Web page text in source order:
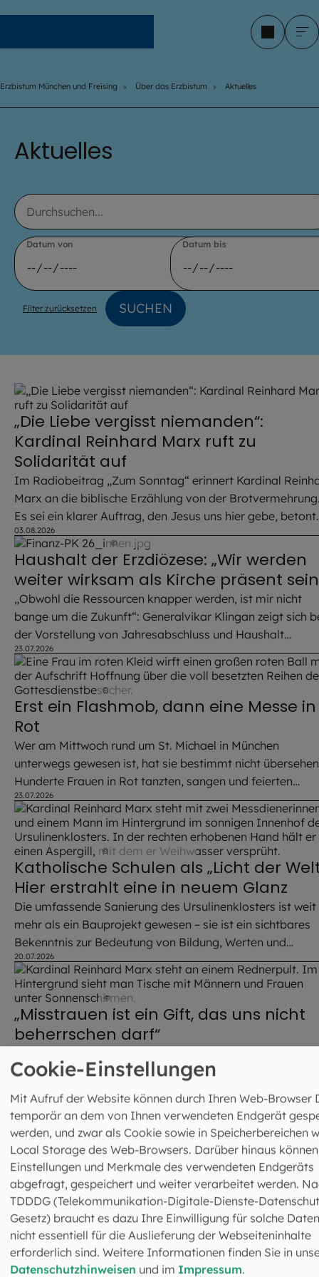
Erzbistum München und Freising Über das Erzbistum Aktuelles
Aktuelles
Text
Datum von Datum bis
Filter zurücksetzen SUCHEN
„Die Liebe vergisst niemanden“:
Kardinal Reinhard Marx ruft zu
Solidarität auf
Im Radiobeitrag „Zum Sonntag“ erinnert Kardinal
Marx an die biblische Erzählung von der
Es sei ein klarer Auftrag, den Jesus uns hier gebe, betont
der Erzbischof von München und Freising.
03.08.2026
© Steffen Hendriks / EOM
Haushalt der Erzdiözese: „Wir werden
weiter wirksam als Kirche präsent
„Obwohl die Ressourcen knapper werden, ist mir nicht
bange um die Zukunft“: Generalvikar Klingan zeigt sich
der Vorstellung von Jahresabschluss und Haushalt
zuversichtlich für die Zukunft des Erzbistums.
23.07.2026
© Robert Kiderle / EOM
Erst ein Flashmob, dann eine Messe in
Rot
Wer am Mittwoch rund um St. Michael in München
unterwegs gewesen ist, hat sie bestimmt nicht
Hunderte Frauen in Rot tanzten, sangen und feierten
gemeinsam Gottesdienst. Grund war die Verbundenheit
einer lang verkannten, aber höchst bedeutenden Frau.
23.07.2026
© Robert Kiderle / EOM
Katholische Schulen als „Licht der
Hier erstrahlt eine in neuem Glanz
Die umfassende Sanierung des Ursulinenklosters ist weit
mehr als ein Bauprojekt gewesen – sie ist ein sichtbares
Bekenntnis zur Bedeutung von Bildung, Werten und
gesellschaftlicher Verantwortung. „Katholische Schulen
sollen das Licht der Welt sein“, betonte Kardinal
Marx bei der Segnung.
20.07.2026
© Lennart Preiss / EOM
„Misstrauen ist ein Gift, das uns nicht
beherrschen darf“
Marx die Bedeutung der Kirche für das Funktionieren und
ihren „Pfarreien, Kindergärten und vielen weiteren
Einrichtungen“ könne sie zur „Überwindung der Angst
des Misstrauens“ beitragen.
16.07.2026
© Christoph Huber
„Der Rufmord ist ein Skandal“: Wer
Maria Magdalena wirklich war
Sie ist lange Zeit zur Sünderin abgestempelt gewesen –
großes Unrecht. Im Erzbistum läuft aktuell die Initiative
„Maria Magdalena. Osterzeugin. Apostelin.“ Warum
ausgerechnet in diesem Jahr und wie es zu dem Rufmord
kam, erklärt Irmgard Huber, Leiterin der
13.07.2026
Cookie-Einstellungen
Mit Aufruf der Website können durch Ihren Web-Browser
temporär an dem von Ihnen verwendeten Endgerät
werden, und zwar als Cookie sowie in Speicherbereichen
Local Storage des Web-Browsers. Darüber hinaus können
Einstellungen und Merkmale des verwendeten Endgeräts
abgefragt, gespeichert und weiter verarbeitet werden.
TDDDG (Telekommunikation-Digitale-Dienste-
Gesetz) braucht es dazu Ihre Einwilligung für solche
nicht essentiell für die Auslieferung der Webseiteninhalte
erforderlich sind. Weitere Informationen finden Sie in
Datenschutzhinweisen und im Impressum.